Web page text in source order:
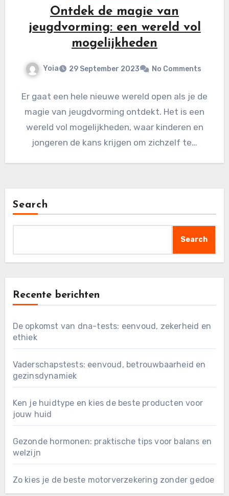
Ontdek de magie van
jeugdvorming: een wereld vol
mogelijkheden
Yoia 29 September 2023 No Comments
Er gaat een hele nieuwe wereld open als je de
magie van jeugdvorming ontdekt. Het is een
wereld vol mogelijkheden, waar kinderen en
jongeren de kans krijgen om zichzelf te…
Search
Search
Recente berichten
De opkomst van dna-tests: eenvoud, zekerheid en
ethiek
Vaderschapstests: eenvoud, betrouwbaarheid en
gezinsdynamiek
Ken je huidtype en kies de beste producten voor
jouw huid
Gezonde hormonen: praktische tips voor balans en
welzijn
Zo kies je de beste motorverzekering zonder gedoe